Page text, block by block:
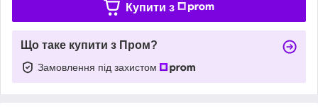
Купити з
Що таке купити з Пром?
Замовлення під захистом